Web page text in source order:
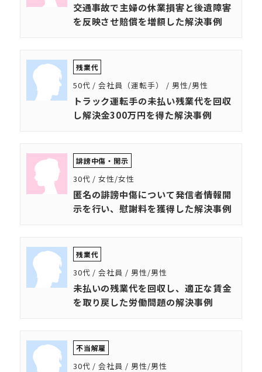
交通事故で主婦の休業損害と後遺障害
を反映させ賠償を増額した解決事例
残業代
50代 / 会社員（運転手） / 男性/男性
トラック運転手の未払い残業代を回収
し解決金300万円を得た解決事例
誹謗中傷・開示
30代 / 女性/女性
匿名の誹謗中傷について発信者情報開
示を行い、慰謝料を獲得した解決事例
残業代
30代 / 会社員 / 男性/男性
未払いの残業代を回収し、適正な賃金
を取り戻した労働問題の解決事例
不当解雇
30代 / 会社員 / 男性/男性